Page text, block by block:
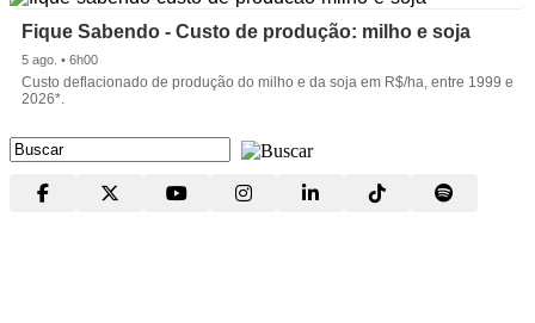
Fique Sabendo - Custo de produção: milho e soja
5 ago. • 6h00
Custo deflacionado de produção do milho e da soja em R$/ha, entre 1999 e
2026*.